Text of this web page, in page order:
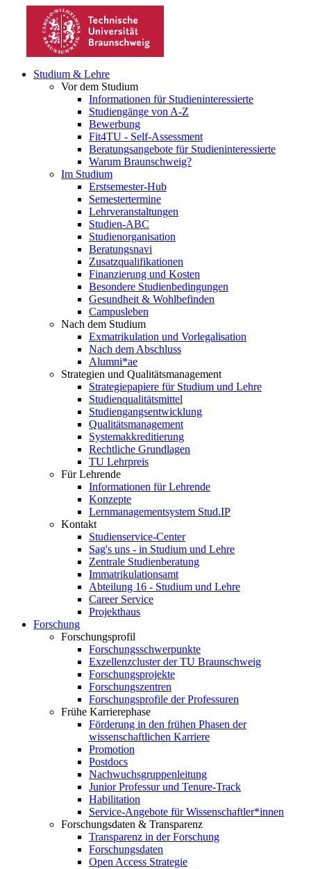
Studium & Lehre
Vor dem Studium
Informationen für Studieninteressierte
Studiengänge von A-Z
Bewerbung
Fit4TU - Self-Assessment
Beratungsangebote für Studieninteressierte
Warum Braunschweig?
Im Studium
Erstsemester-Hub
Semestertermine
Lehrveranstaltungen
Studien-ABC
Studienorganisation
Beratungsnavi
Zusatzqualifikationen
Finanzierung und Kosten
Besondere Studienbedingungen
Gesundheit & Wohlbefinden
Campusleben
Nach dem Studium
Exmatrikulation und Vorlegalisation
Nach dem Abschluss
Alumni*ae
Strategien und Qualitätsmanagement
Strategiepapiere für Studium und Lehre
Studienqualitätsmittel
Studiengangsentwicklung
Qualitätsmanagement
Systemakkreditierung
Rechtliche Grundlagen
TU Lehrpreis
Für Lehrende
Informationen für Lehrende
Konzepte
Lernmanagementsystem Stud.IP
Kontakt
Studienservice-Center
Sag's uns - in Studium und Lehre
Zentrale Studienberatung
Immatrikulationsamt
Abteilung 16 - Studium und Lehre
Career Service
Projekthaus
Forschung
Forschungsprofil
Forschungsschwerpunkte
Exzellenzcluster der TU Braunschweig
Forschungsprojekte
Forschungszentren
Forschungsprofile der Professuren
Frühe Karrierephase
Förderung in den frühen Phasen der
wissenschaftlichen Karriere
Promotion
Postdocs
Nachwuchsgruppenleitung
Junior Professur und Tenure-Track
Habilitation
Service-Angebote für Wissenschaftler*innen
Forschungsdaten & Transparenz
Transparenz in der Forschung
Forschungsdaten
Open Access Strategie